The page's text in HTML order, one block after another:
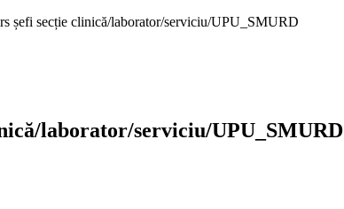
șefi secție clinică/laborator/serviciu/UPU_SMURD
laborator/serviciu/UPU_SMURD